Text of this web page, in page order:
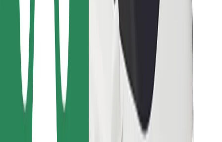
Sofőröknek
Ételfutároknak
Bolt Food
Flottapartnereknek
Éttermeknek
Bolt for Business
Egyéb
Beszállítók